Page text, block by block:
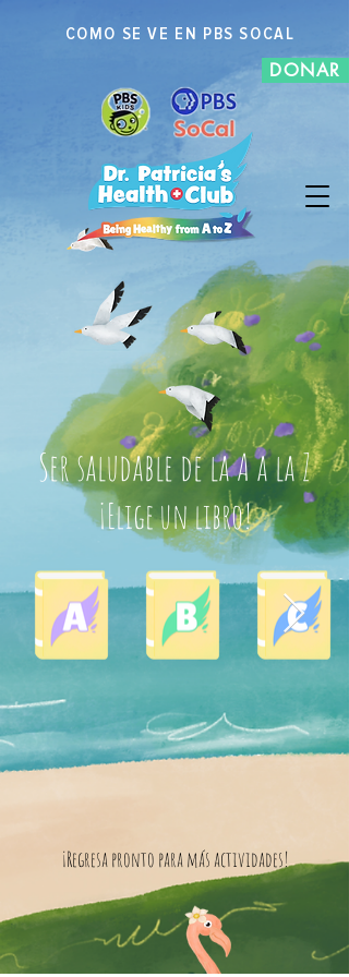
COMO SE VE EN PBS SOCAL
DONAR
Ser saludable de la A a la Z
¡Elige un libro!
¡Regresa pronto para más actividades!